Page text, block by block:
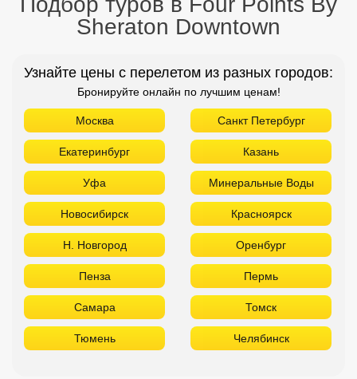
Sheraton Downtown
Узнайте цены с перелетом из разных городов:
Бронируйте онлайн по лучшим ценам!
Москва Санкт Петербург
Екатеринбург Казань
Уфа Минеральные Воды
Новосибирск Красноярск
Н. Новгород Оренбург
Пенза Пермь
Самара Томск
Тюмень Челябинск